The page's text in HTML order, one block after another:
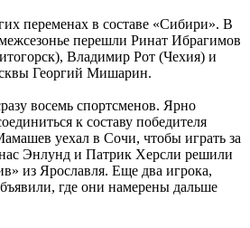
переменах в составе «Сибири». В
перешли Ринат Ибрагимов
Владимир Рот (Чехия) и
Георгий Мишарин.
восемь спортсменов. Ярно
к составу победителя
уехал в Сочи, чтобы играть за
Энлунд и Патрик Херсли решили
из Ярославля. Еще два игрока,
где они намерены дальше